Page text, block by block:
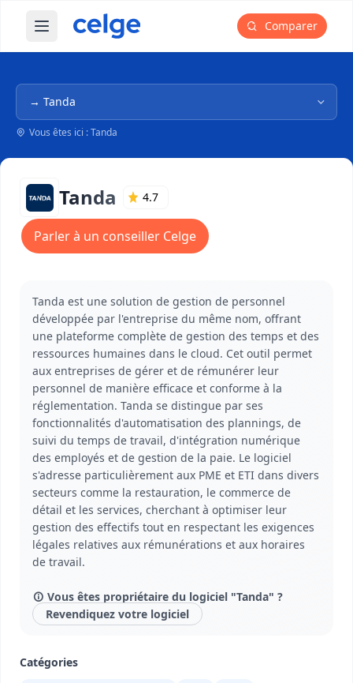
Ouvrir le menu principal Comparer
Navigation dans l'arborescence
Vous êtes ici : Tanda
Tanda 4.7
Parler à un conseiller Celge
Tanda est une solution de gestion de personnel
développée par l'entreprise du même nom, offrant
une plateforme complète de gestion des temps et des
ressources humaines dans le cloud. Cet outil permet
aux entreprises de gérer et de rémunérer leur
personnel de manière efficace et conforme à la
réglementation. Tanda se distingue par ses
fonctionnalités d'automatisation des plannings, de
suivi du temps de travail, d'intégration numérique
des employés et de gestion de la paie. Le logiciel
s'adresse particulièrement aux PME et ETI dans divers
secteurs comme la restauration, le commerce de
détail et les services, cherchant à optimiser leur
gestion des effectifs tout en respectant les exigences
légales relatives aux rémunérations et aux horaires
de travail.
Vous êtes propriétaire du logiciel "Tanda" ?
Revendiquez votre logiciel
Catégories